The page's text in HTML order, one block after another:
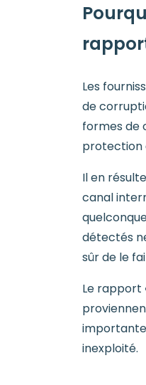
Les
de
formes de
protection
Il en
canal
détectés
sûr de le
Le rapport
importante
inexploité.